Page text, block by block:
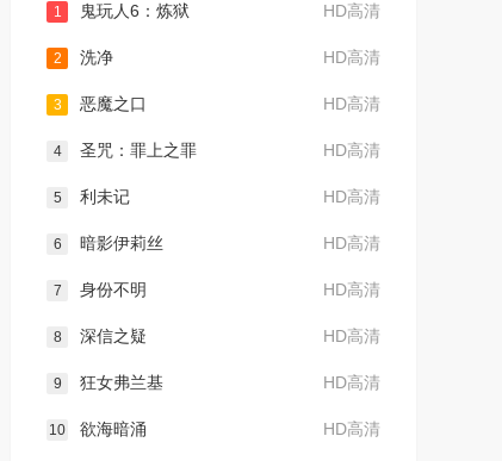
HD高清
1 鬼玩人6：炼狱
HD高清
2 洗净
HD高清
3 恶魔之口
HD高清
4 圣咒：罪上之罪
HD高清
5 利未记
HD高清
6 暗影伊莉丝
HD高清
7 身份不明
HD高清
8 深信之疑
HD高清
9 狂女弗兰基
HD高清
10 欲海暗涌